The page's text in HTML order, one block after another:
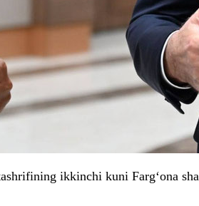
ikkinchi kuni Farg‘ona